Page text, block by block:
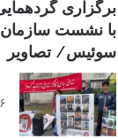
برگزاری
با نشست سازمان
سوئیس/ تصاویر
۱۶